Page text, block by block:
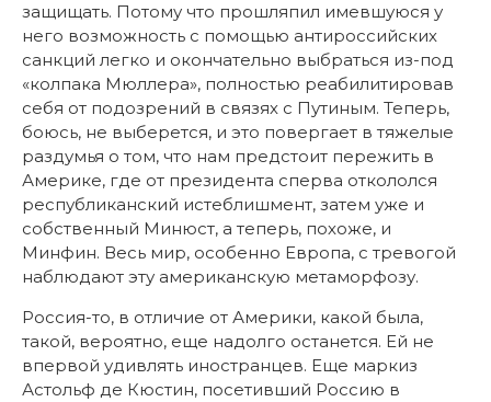
защищать. Потому что прошляпил имевшуюся у
него возможность с помощью антироссийских
санкций легко и окончательно выбраться из-под
«колпака Мюллера», полностью реабилитировав
себя от подозрений в связях с Путиным. Теперь,
боюсь, не выберется, и это повергает в тяжелые
раздумья о том, что нам предстоит пережить в
Америке, где от президента сперва откололся
республиканский истеблишмент, затем уже и
собственный Минюст, а теперь, похоже, и
Минфин. Весь мир, особенно Европа, с тревогой
наблюдают эту американскую метаморфозу.
Россия-то, в отличие от Америки, какой была,
такой, вероятно, еще надолго останется. Ей не
впервой удивлять иностранцев. Еще маркиз
Астольф де Кюстин, посетивший Россию в